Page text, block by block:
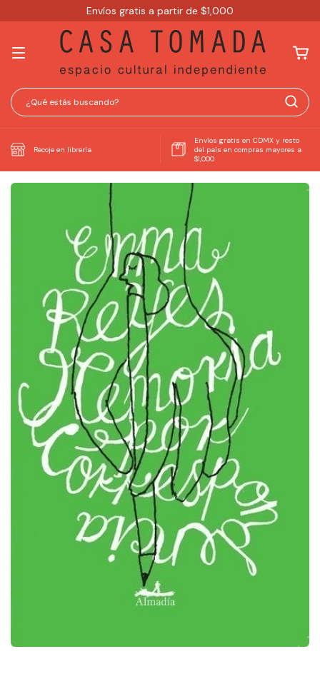
Envíos gratis a partir de $1,000
Recoje en librería
Envíos gratis en CDMX y resto
del país en compras mayores a
$1,000